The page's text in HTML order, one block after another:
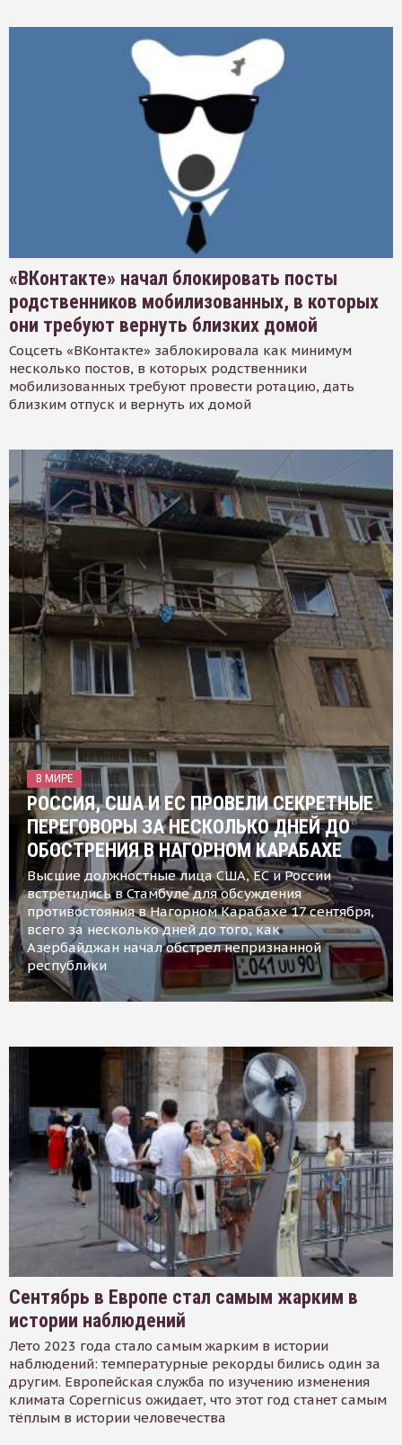
«ВКонтакте» начал блокировать посты
родственников мобилизованных, в которых
они требуют вернуть близких домой
Соцсеть «ВКонтакте» заблокировала как минимум
несколько постов, в которых родственники
мобилизованных требуют провести ротацию, дать
близким отпуск и вернуть их домой
В МИРЕ
РОССИЯ, США И ЕС ПРОВЕЛИ СЕКРЕТНЫЕ
ПЕРЕГОВОРЫ ЗА НЕСКОЛЬКО ДНЕЙ ДО
ОБОСТРЕНИЯ В НАГОРНОМ КАРАБАХЕ
Высшие должностные лица США, ЕС и России
встретились в Стамбуле для обсуждения
противостояния в Нагорном Карабахе 17 сентября,
всего за несколько дней до того, как
Азербайджан начал обстрел непризнанной
республики
Сентябрь в Европе стал самым жарким в
истории наблюдений
Лето 2023 года стало самым жарким в истории
наблюдений: температурные рекорды бились один за
другим. Европейская служба по изучению изменения
климата Copernicus ожидает, что этот год станет самым
тёплым в истории человечества